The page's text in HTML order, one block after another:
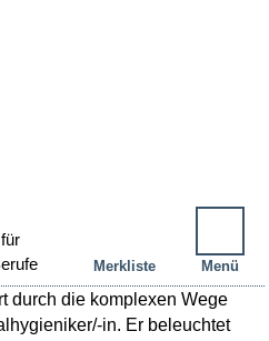
Merkliste Menü
durch die komplexen Wege
in. Er beleuchtet